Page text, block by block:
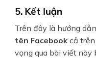
5. Kết luận
Trên đây là hướng
tên Facebook cả
vọng qua bài viết này